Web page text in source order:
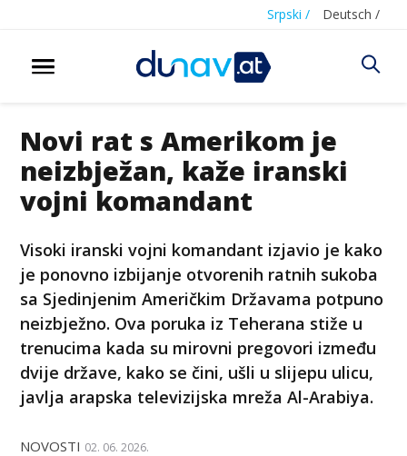
Srpski / Deutsch /
Novi rat s Amerikom je
neizbježan, kaže iranski
vojni komandant
Visoki iranski vojni komandant izjavio je kako
je ponovno izbijanje otvorenih ratnih sukoba
sa Sjedinjenim Američkim Državama potpuno
neizbježno. Ova poruka iz Teherana stiže u
trenucima kada su mirovni pregovori između
dvije države, kako se čini, ušli u slijepu ulicu,
javlja arapska televizijska mreža Al-Arabiya.
NOVOSTI 02. 06. 2026.